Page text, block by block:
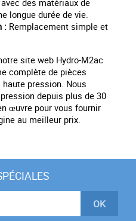
des matériaux de
longue durée de vie.
: Remplacement simple et
site web Hydro-M2ac
complète de pièces
pression. Nous
depuis plus de 30
œuvre pour vous fournir
au meilleur prix.